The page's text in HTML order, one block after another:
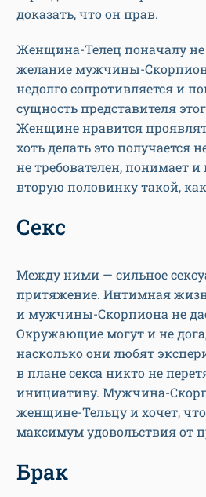
доказать, что он прав.
Женщина-Телец поначалу
желание мужчины-
недолго сопротивляется и
сущность представителя
Женщине нравится
хоть делать это получается
не требователен, понимает
вторую половинку такой,
Секс
Между ними — сильное
притяжение. Интимная
и мужчины-Скорпиона не
Окружающие могут и не
насколько они любят
в плане секса никто не
инициативу. Мужчина-
женщине-Тельцу и хочет,
максимум удовольствия от
Брак